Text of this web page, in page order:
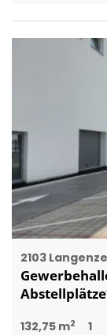
2103
132,75 m2 1